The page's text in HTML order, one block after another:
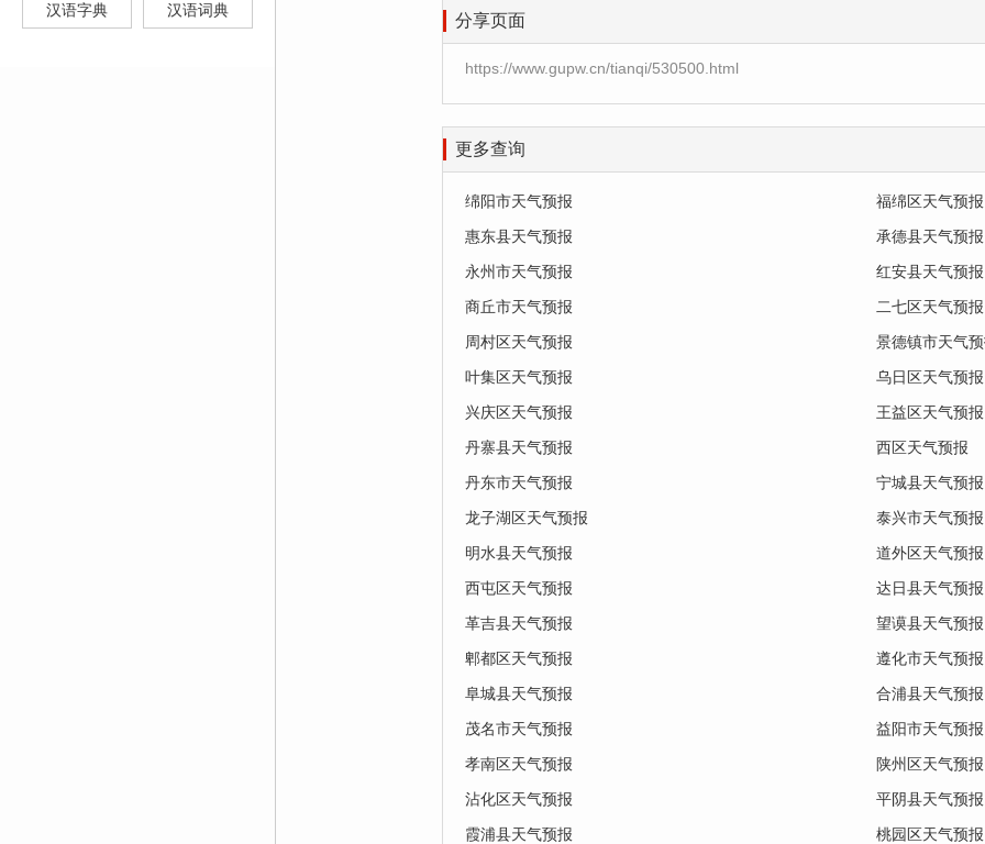
汉语字典 汉语词典
分享页面
https://www.gupw.cn/tianqi/530500.html
更多查询
绵阳市天气预报
福绵区天气预报
惠东县天气预报
承德县天气预报
永州市天气预报
红安县天气预报
商丘市天气预报
二七区天气预报
周村区天气预报
景德镇市天气
叶集区天气预报
乌日区天气预报
兴庆区天气预报
王益区天气预报
丹寨县天气预报
西区天气预报
丹东市天气预报
宁城县天气预报
龙子湖区天气预报
泰兴市天气预报
明水县天气预报
道外区天气预报
西屯区天气预报
达日县天气预报
革吉县天气预报
望谟县天气预报
郫都区天气预报
遵化市天气预报
阜城县天气预报
合浦县天气预报
茂名市天气预报
益阳市天气预报
孝南区天气预报
陕州区天气预报
沾化区天气预报
平阴县天气预报
霞浦县天气预报
桃园区天气预报